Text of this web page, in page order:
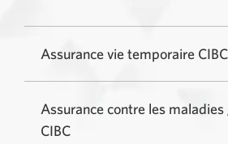
Assurance vie temporaire CIBC
Assurance contre les maladies
CIBC